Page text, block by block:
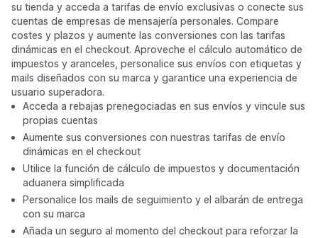
su tienda y acceda a tarifas de envío exclusivas o conecte sus
cuentas de empresas de mensajería personales. Compare
costes y plazos y aumente las conversiones con las tarifas
dinámicas en el checkout. Aproveche el cálculo automático de
impuestos y aranceles, personalice sus envíos con etiquetas y
mails diseñados con su marca y garantice una experiencia de
usuario superadora.
Acceda a rebajas prenegociadas en sus envíos y vincule sus
propias cuentas
Aumente sus conversiones con nuestras tarifas de envío
dinámicas en el checkout
Utilice la función de cálculo de impuestos y documentación
aduanera simplificada
Personalice los mails de seguimiento y el albarán de entrega
con su marca
Añada un seguro al momento del checkout para reforzar la